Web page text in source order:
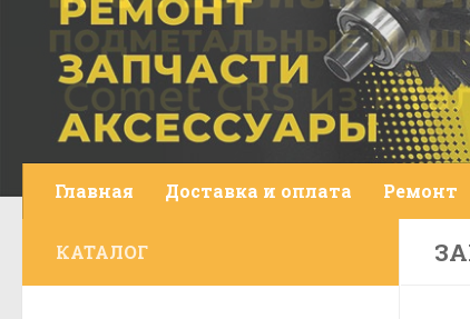
Главная Доставка и оплата Ремонт
КАТАЛОГ